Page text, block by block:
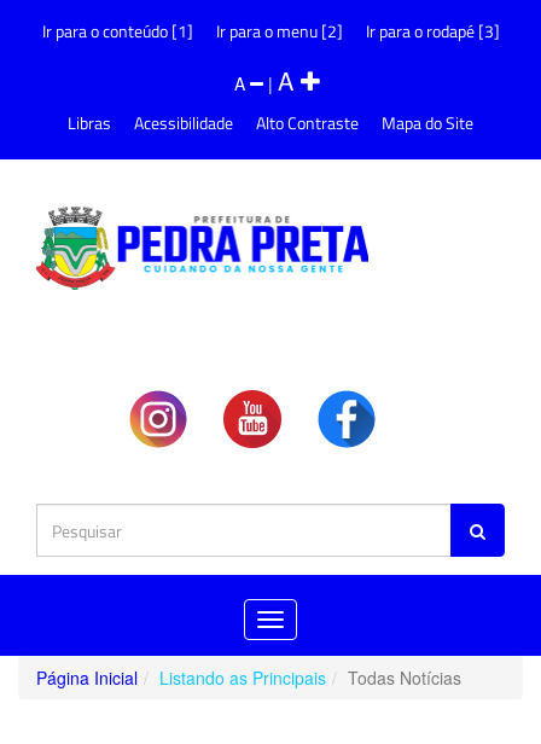
Ir para o conteúdo [1] Ir para o menu [2] Ir para o rodapé [3]
A |A
Libras Acessibilidade Alto Contraste Mapa do Site
Toggle
navigation
Página Inicial
Listando as Principais Todas Notícias